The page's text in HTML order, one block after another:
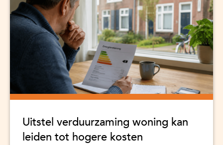
Uitstel verduurzaming woning kan
leiden tot hogere kosten